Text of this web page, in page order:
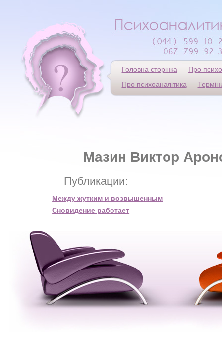
Головна сторінка
Про
Про психоаналітика
Мазин Виктор
Публикации:
Между жутким и возвышенным
Сновидение работает